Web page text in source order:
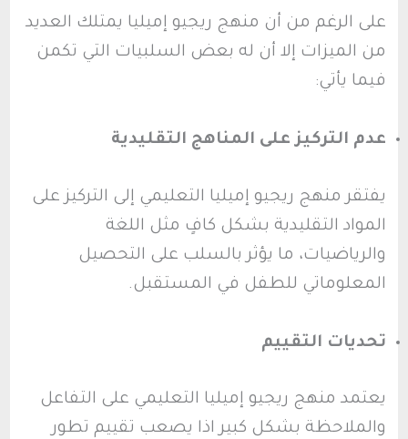
على الرغم من أن منهج ريجيو إميليا يمتلك العديد
من الميزات إلا أن له بعض السلبيات التي تكمن
فيما يأتي:
عدم التركيز على المناهج التقليدية
يفتقر منهج ريجيو إميليا التعليمي إلى التركيز على
المواد التقليدية بشكل كافٍ مثل اللغة
والرياضيات، ما يؤثر بالسلب على التحصيل
المعلوماتي للطفل في المستقبل.
تحديات التقييم
يعتمد منهج ريجيو إميليا التعليمي على التفاعل
والملاحظة بشكل كبير اذا يصعب تقييم تطور